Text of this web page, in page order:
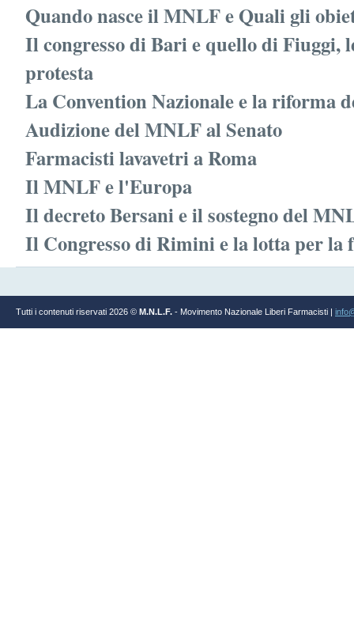
Quando nasce il MNLF e Quali gli
Il congresso di Bari e quello di Fiuggi,
protesta
La Convention Nazionale e la riforma
Audizione del MNLF al Senato
Farmacisti lavavetri a Roma
Il MNLF e l'Europa
Il decreto Bersani e il sostegno del
Il Congresso di Rimini e la lotta per la
Tutti i contenuti riservati 2026 © M.N.L.F. - Movimento Nazionale Liberi Farmacisti |